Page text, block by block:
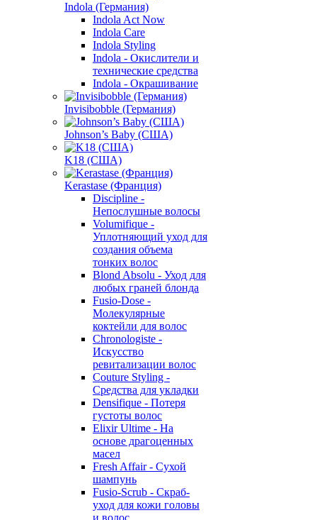
Indola (Германия)
Indola Act Now
Indola Care
Indola Styling
Indola - Окислители и
технические средства
Indola - Окрашивание
Invisibobble (Германия)
Johnson’s Baby (США)
K18 (США)
Kerastase (Франция)
Discipline -
Непослушные волосы
Volumifique -
Уплотняющий уход для
создания объема
тонких волос
Blond Absolu - Уход для
любых граней блонда
Fusio-Dose -
Молекулярные
коктейли для волос
Chronologiste -
Искусство
ревитализации волос
Couture Styling -
Средства для укладки
Densifique - Потеря
густоты волос
Elixir Ultime - На
основе драгоценных
масел
Fresh Affair - Сухой
шампунь
Fusio-Scrub - Скраб-
уход для кожи головы
и волос